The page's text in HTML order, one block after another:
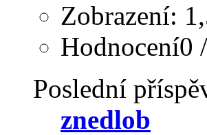
Zobrazení:
Hodnocení0
Poslední
znedlob